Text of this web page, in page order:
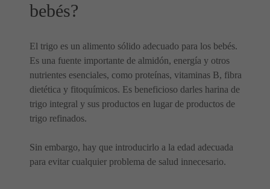
bebés?
El trigo es un alimento sólido adecuado para los bebés.
Es una fuente importante de almidón, energía y otros
nutrientes esenciales, como proteínas, vitaminas B, fibra
dietética y fitoquímicos. Es beneficioso darles harina de
trigo integral y sus productos en lugar de productos de
trigo refinados.
Sin embargo, hay que introducirlo a la edad adecuada
para evitar cualquier problema de salud innecesario.